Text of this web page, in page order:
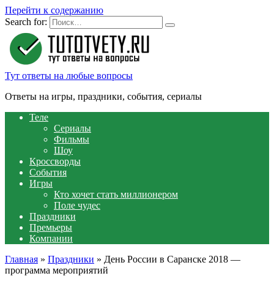
Перейти к содержанию
Search for:
Тут ответы на любые вопросы
Ответы на игры, праздники, события, сериалы
Теле
Сериалы
Фильмы
Шоу
Кроссворды
События
Игры
Кто хочет стать миллионером
Поле чудес
Праздники
Премьеры
Компании
Главная » Праздники » День России в Саранске 2018 —
программа мероприятий